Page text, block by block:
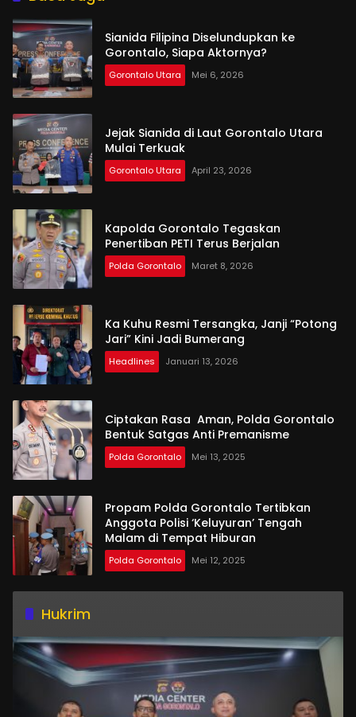
Sianida Filipina Diselundupkan ke
Gorontalo, Siapa Aktornya?
Gorontalo Utara Mei 6, 2026
Jejak Sianida di Laut Gorontalo Utara
Mulai Terkuak
Gorontalo Utara April 23, 2026
Kapolda Gorontalo Tegaskan
Penertiban PETI Terus Berjalan
Polda Gorontalo Maret 8, 2026
Ka Kuhu Resmi Tersangka, Janji “Potong
Jari” Kini Jadi Bumerang
Headlines Januari 13, 2026
Ciptakan Rasa Aman, Polda Gorontalo
Bentuk Satgas Anti Premanisme
Polda Gorontalo Mei 13, 2025
Propam Polda Gorontalo Tertibkan
Anggota Polisi ‘Keluyuran’ Tengah
Malam di Tempat Hiburan
Polda Gorontalo Mei 12, 2025
Hukrim